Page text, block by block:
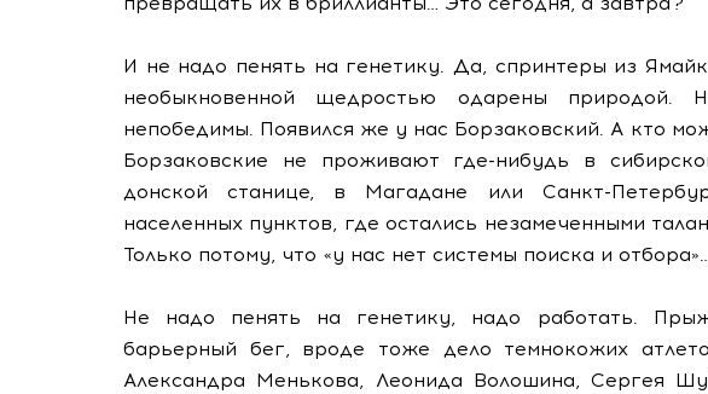
И не надо пенять на генетику. Да, спринтеры из
необыкновенной щедростью одарены
непобедимы. Появился же у нас Борзаковский. А кто
Борзаковские не проживают где-нибудь в
донской станице, в Магадане или Санкт-
населенных пунктов, где остались незамеченными
Только потому, что «у нас нет системы поиска и
Не надо пенять на генетику, надо работать.
барьерный бег, вроде тоже дело темнокожих
Александра Менькова, Леонида Волошина, Сергея